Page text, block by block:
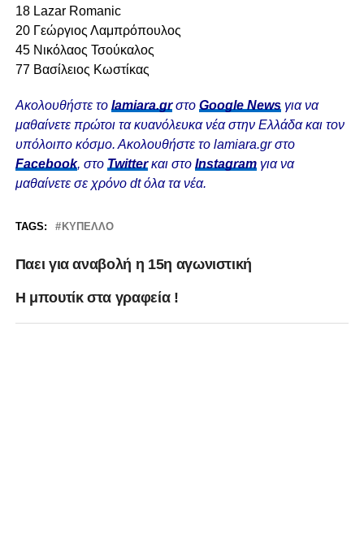
18 Lazar Romanic
20 Γεώργιος Λαμπρόπουλος
45 Νικόλαος Τσούκαλος
77 Βασίλειος Κωστίκας
Ακολουθήστε το lamiara.grστο Google Newsγια να
μαθαίνετε πρώτοι τα κυανόλευκα νέα στην Ελλάδα και τον
υπόλοιπο κόσμο. Ακολουθήστε το lamiara.gr στο
Facebook, στο Twitterκαι στο Instagram για να
μαθαίνετε σε χρόνο dt όλα τα νέα.
TAGS: ΚΎΠΕΛΛΟ
Παει για αναβολή η 15η αγωνιστική
Η μπουτίκ στα γραφεία !